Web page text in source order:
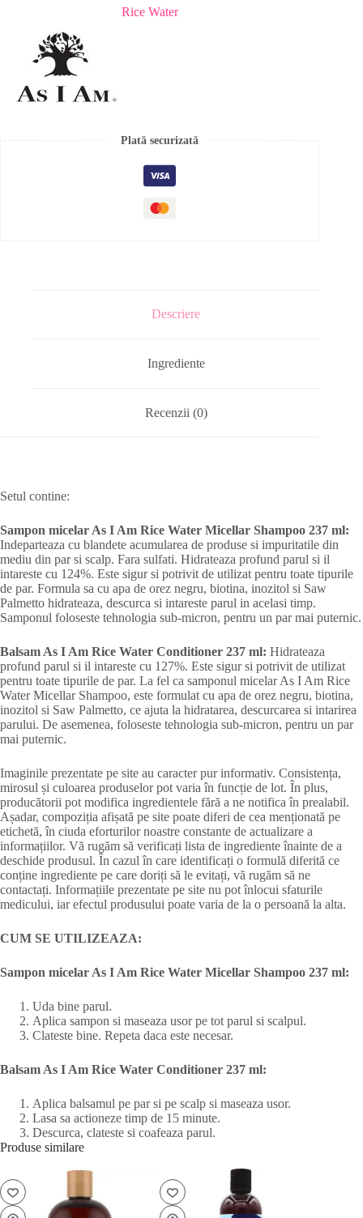
Rice Water
Plată securizată
Descriere
Ingrediente
Recenzii (0)
Setul contine:
Sampon micelar As I Am Rice Water Micellar Shampoo 237 ml:
Indeparteaza cu blandete acumularea de produse si impuritatile din
mediu din par si scalp. Fara sulfati. Hidrateaza profund parul si il
intareste cu 124%. Este sigur si potrivit de utilizat pentru toate tipurile
de par. Formula sa cu apa de orez negru, biotina, inozitol si Saw
Palmetto hidrateaza, descurca si intareste parul in acelasi timp.
Samponul foloseste tehnologia sub-micron, pentru un par mai puternic.
Balsam As I Am Rice Water Conditioner 237 ml: Hidrateaza
profund parul si il intareste cu 127%. Este sigur si potrivit de utilizat
pentru toate tipurile de par. La fel ca samponul micelar As I Am Rice
Water Micellar Shampoo, este formulat cu apa de orez negru, biotina,
inozitol si Saw Palmetto, ce ajuta la hidratarea, descurcarea si intarirea
parului. De asemenea, foloseste tehnologia sub-micron, pentru un par
mai puternic.
Imaginile prezentate pe site au caracter pur informativ. Consistența,
mirosul și culoarea produselor pot varia în funcție de lot. În plus,
producătorii pot modifica ingredientele fără a ne notifica în prealabil.
Așadar, compoziția afișată pe site poate diferi de cea menționată pe
etichetă, în ciuda eforturilor noastre constante de actualizare a
informațiilor. Vă rugăm să verificați lista de ingrediente înainte de a
deschide produsul. În cazul în care identificați o formulă diferită ce
conține ingrediente pe care doriți să le evitați, vă rugăm să ne
contactați. Informațiile prezentate pe site nu pot înlocui sfaturile
medicului, iar efectul produsului poate varia de la o persoană la alta.
CUM SE UTILIZEAZA:
Sampon micelar As I Am Rice Water Micellar Shampoo 237 ml:
Uda bine parul.
Aplica sampon si maseaza usor pe tot parul si scalpul.
Clateste bine. Repeta daca este necesar.
Balsam As I Am Rice Water Conditioner 237 ml:
Aplica balsamul pe par si pe scalp si maseaza usor.
Lasa sa actioneze timp de 15 minute.
Descurca, clateste si coafeaza parul.
Produse similare